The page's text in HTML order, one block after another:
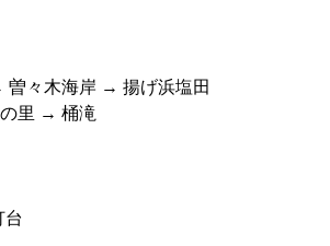
々木海岸 → 揚げ浜塩田
里 → 桶滝